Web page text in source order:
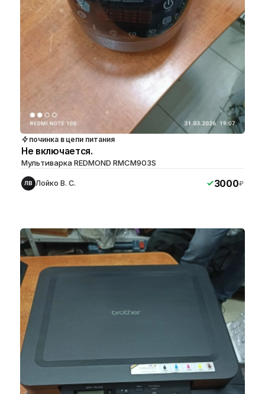
починка в цепи питания
Не включается.
Мультиварка REDMOND RMCM903S
ЛВ Лойко В. С. 3000₽